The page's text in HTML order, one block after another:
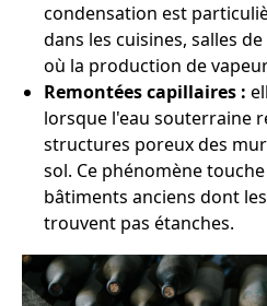
condensation est
dans les cuisines, salles
où la production de
Remontées capillaires :
lorsque l'eau souterraine
structures poreux des
sol. Ce phénomène
bâtiments anciens dont
trouvent pas étanches.